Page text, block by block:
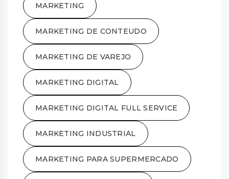
MARKETING
MARKETING DE CONTEUDO
MARKETING DE VAREJO
MARKETING DIGITAL
MARKETING DIGITAL FULL SERVICE
MARKETING INDUSTRIAL
MARKETING PARA SUPERMERCADO